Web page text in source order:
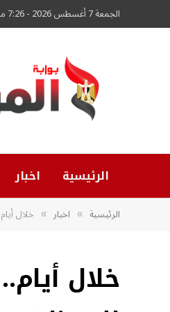
الجمعة 7 أغسطس 2026 - 7:26 مساءً
الرئيسية اخبار
الرئيسية » اخبار » خلال أيام..